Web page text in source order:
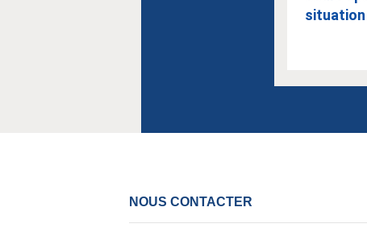
NOUS CONTACTER